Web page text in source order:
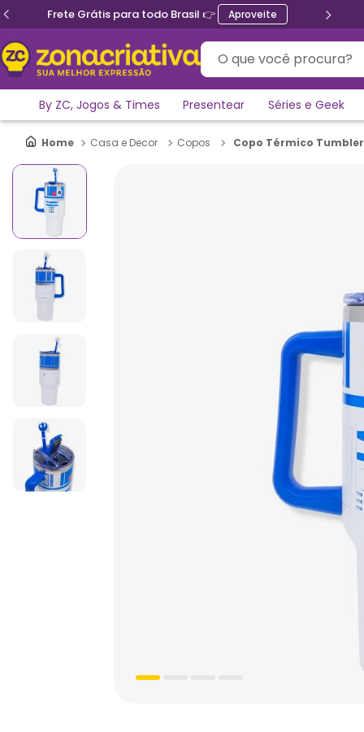
Frete Grátis para todo Brasil 👉 Aproveite
O que você procura?
By ZC, Jogos & Times Presentear Séries e Geek
Casa e Decor Copos Copo Térmico Tumbler